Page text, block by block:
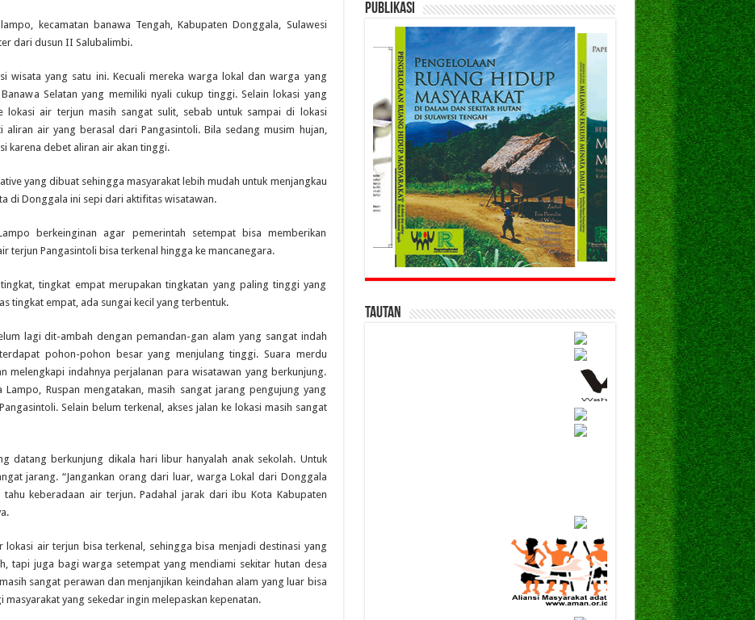
kecamatan banawa Tengah, Kabupaten Donggala, Sulawesi
dari dusun II Salubalimbi.
wisata yang satu ini. Kecuali mereka warga lokal dan warga yang
Selatan yang memiliki nyali cukup tinggi. Selain lokasi yang
lokasi air terjun masih sangat sulit, sebab untuk sampai di lokasi
aliran air yang berasal dari Pangasintoli. Bila sedang musim hujan,
karena debet aliran air akan tinggi.
yang dibuat sehingga masyarakat lebih mudah untuk menjangkau
di Donggala ini sepi dari aktifitas wisatawan.
berkeinginan agar pemerintah setempat bisa memberikan
terjun Pangasintoli bisa terkenal hingga ke mancanegara.
tingkat empat merupakan tingkatan yang paling tinggi yang
tingkat empat, ada sungai kecil yang terbentuk.
lagi dit-ambah dengan pemandan-gan alam yang sangat indah
pohon-pohon besar yang menjulang tinggi. Suara merdu
melengkapi indahnya perjalanan para wisatawan yang berkunjung.
Lampo, Ruspan mengatakan, masih sangat jarang pengujung yang
Selain belum terkenal, akses jalan ke lokasi masih sangat
datang berkunjung dikala hari libur hanyalah anak sekolah. Untuk
jarang. “Jangankan orang dari luar, warga Lokal dari Donggala
keberadaan air terjun. Padahal jarak dari ibu Kota Kabupaten
lokasi air terjun bisa terkenal, sehingga bisa menjadi destinasi yang
tapi juga bagi warga setempat yang mendiami sekitar hutan desa
sangat perawan dan menjanjikan keindahan alam yang luar bisa
yang sekedar ingin melepaskan kepenatan.
Publikasi
Tautan